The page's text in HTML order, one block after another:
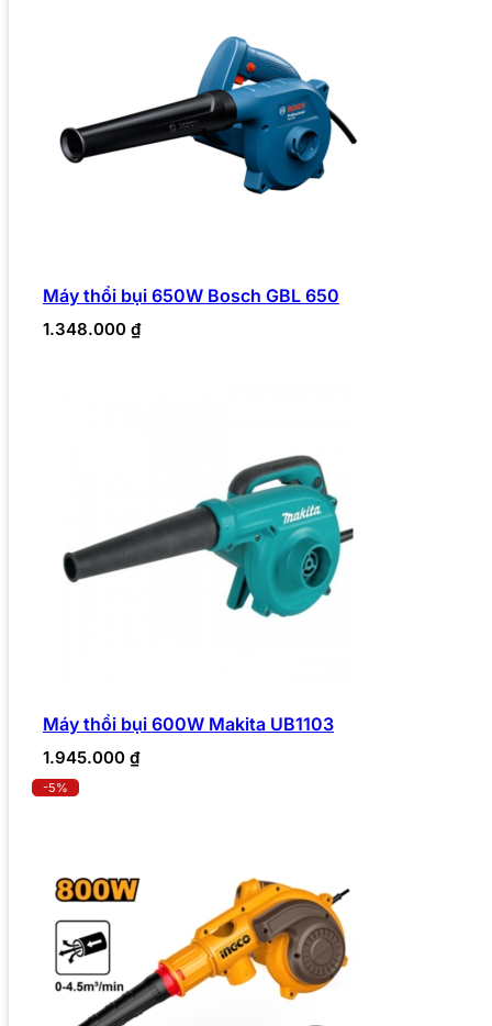
Máy thổi bụi 650W Bosch GBL 650
1.348.000 ₫
Máy thổi bụi 600W Makita UB1103
1.945.000 ₫
-5%